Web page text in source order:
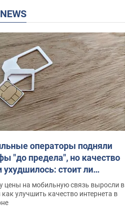
NEWS
операторы подняли
"до предела", но качество
ухудшилось: стоит ли
на цены
цены на мобильную связь выросли в
улучшить качество интернета в